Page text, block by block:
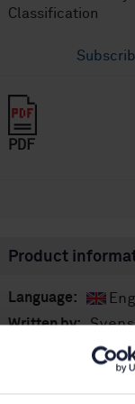
Classification
PDF
Product
Language:
Written by:
standarder
International title:
Article no:STD-